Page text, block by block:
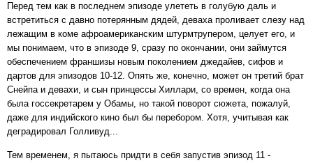
Перед тем как в последнем эпизоде улететь в голубую даль и
встретиться с давно потерянным дядей, деваха проливает слезу над
лежащим в коме афроамериканским штурмтрупером, целует его, и
мы понимаем, что в эпизоде 9, сразу по окончании, они займутся
обеспечением франшизы новым поколением джедайев, сифов и
дартов для эпизодов 10-12. Опять же, конечно, может он третий брат
Снейпа и девахи, и сын принцессы Хиллари, со времен, когда она
была госсекретарем у Обамы, но такой поворот сюжета, пожалуй,
даже для индийского кино был бы перебором. Хотя, учитывая как
деградировал Голливуд...
Тем временем, я пытаюсь придти в себя запустив эпизод 11 -